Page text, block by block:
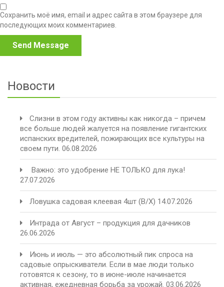
Сохранить моё имя, email и адрес сайта в этом браузере для
последующих моих комментариев.
Новости
Слизни в этом году активны как никогда – причем
все больше людей жалуется на появление гигантских
испанских вредителей, пожирающих все культуры на
своем пути. 06.08.2026
️ Важно: это удобрение НЕ ТОЛЬКО для лука!
27.07.2026
Ловушка садовая клеевая 4шт (В/Х) 14.07.2026
Интрада от Август – продукция для дачников
26.06.2026
Июнь и июль — это абсолютный пик спроса на
садовые опрыскиватели. Если в мае люди только
готовятся к сезону, то в июне-июле начинается
активная, ежедневная борьба за урожай. 03.06.2026